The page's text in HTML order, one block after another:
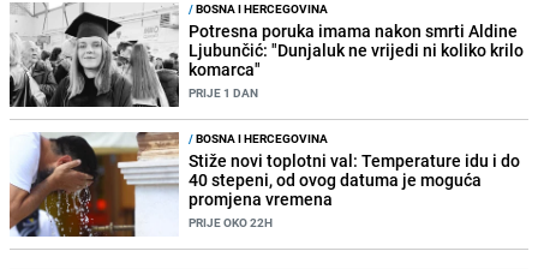
/BOSNA I HERCEGOVINA
Potresna poruka imama nakon smrti Aldine
Ljubunčić: "Dunjaluk ne vrijedi ni koliko krilo
komarca"
PRIJE 1 DAN
/BOSNA I HERCEGOVINA
Stiže novi toplotni val: Temperature idu i do
40 stepeni, od ovog datuma je moguća
promjena vremena
PRIJE OKO 22H